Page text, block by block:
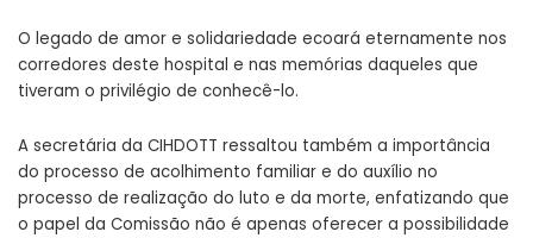
O legado de amor e solidariedade ecoará eternamente nos
corredores deste hospital e nas memórias daqueles que
tiveram o privilégio de conhecê-lo.
A secretária da CIHDOTT ressaltou também a importância
do processo de acolhimento familiar e do auxílio no
processo de realização do luto e da morte, enfatizando que
o papel da Comissão não é apenas oferecer a possibilidade